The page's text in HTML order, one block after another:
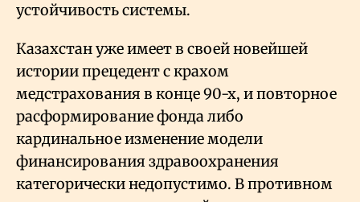
устойчивость системы.
Казахстан уже имеет в своей новейшей
истории прецедент с крахом
медстрахования в конце 90-х, и повторное
расформирование фонда либо
кардинальное изменение модели
финансирования здравоохранения
категорически недопустимо. В противном